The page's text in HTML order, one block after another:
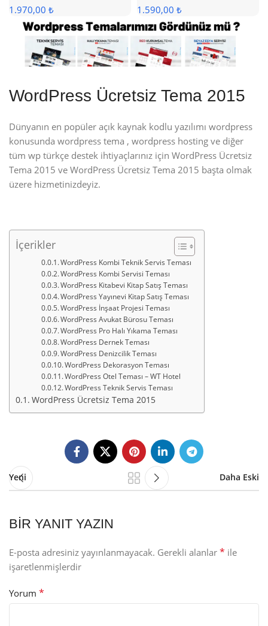
1.970,00 ₺ 1.590,00 ₺
WordPress Ücretsiz Tema 2015
Dünyanın en popüler açık kaynak kodlu yazılımı wordpress
konusunda wordpress tema , wordpress hosting ve diğer
tüm wp türkçe destek ihtiyaçlarınız için WordPress Ücretsiz
Tema 2015 ve WordPress Ücretsiz Tema 2015 başta olmak
üzere hizmetinizdeyiz.
İçerikler
WordPress Kombi Teknik Servis Teması
WordPress Kombi Servisi Teması
WordPress Kitabevi Kitap Satış Teması
WordPress Yayınevi Kitap Satış Teması
WordPress İnşaat Projesi Teması
WordPress Avukat Bürosu Teması
WordPress Pro Halı Yıkama Teması
WordPress Dernek Teması
WordPress Denizcilik Teması
WordPress Dekorasyon Teması
WordPress Otel Teması – WT Hotel
WordPress Teknik Servis Teması
WordPress Ücretsiz Tema 2015
Yeni Daha Eski
BIR YANIT YAZIN
E-posta adresiniz yayınlanmayacak. Gerekli alanlar * ile
işaretlenmişlerdir
Yorum *